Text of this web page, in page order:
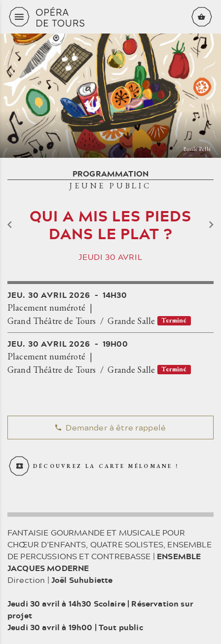
Aller au contenu principal
Basile Pellé
PROGRAMMATION
JEUNE PUBLIC
QUI A MIS LES PIEDS
DANS LE PLAT ?
JEUDI30 AVRIL
JEU. 30 AVRIL 2026 14H30
Placement numéroté
Grand Théâtre de Tours
Grande Salle Terminé
JEU. 30 AVRIL 2026 19H00
Placement numéroté
Grand Théâtre de Tours
Grande Salle Terminé
Demander à être rappelé
DÉCOUVREZ LA CARTE MÉLOMANE !
FANTAISIE GOURMANDE ET MUSICALE POUR
CHŒUR D’ENFANTS, QUATRE SOLISTES, ENSEMBLE
DE PERCUSSIONS ET CONTREBASSE | ENSEMBLE
JACQUES MODERNE
Direction | Joël Suhubiette
Jeudi 30 avril à 14h30 Scolaire | Réservation sur
projet
Jeudi 30 avril à 19h00 | Tout public